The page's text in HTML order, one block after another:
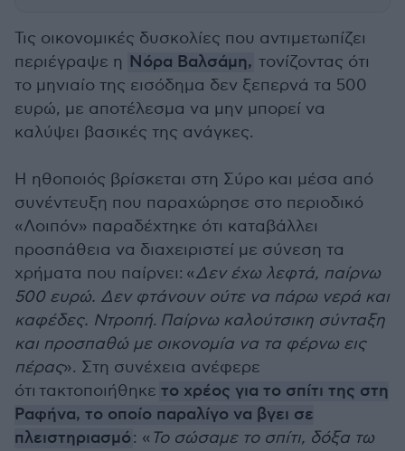
Τις οικονομικές δυσκολίες που αντιμετωπίζει
περιέγραψε η Νόρα Βαλσάμη, τονίζοντας ότι
το μηνιαίο της εισόδημα δεν ξεπερνά τα 500
ευρώ, με αποτέλεσμα να μην μπορεί να
καλύψει βασικές της ανάγκες.
Η ηθοποιός βρίσκεται στη Σύρο και μέσα από
συνέντευξη που παραχώρησε στο περιοδικό
«Λοιπόν» παραδέχτηκε ότι καταβάλλει
προσπάθεια να διαχειριστεί με σύνεση τα
χρήματα που παίρνει: «Δεν έχω λεφτά, παίρνω
500 ευρώ. Δεν φτάνουν ούτε να πάρω νερά και
καφέδες. Ντροπή. Παίρνω καλούτσικη σύνταξη
και προσπαθώ με οικονομία να τα φέρνω εις
πέρας». Στη συνέχεια ανέφερε
ότι τακτοποιήθηκε το χρέος για το σπίτι της στη
Ραφήνα, το οποίο παραλίγο να βγει σε
πλειστηριασμό: « Το σώσαμε το σπίτι, δόξα τω